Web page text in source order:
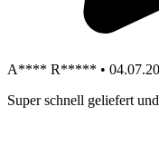
A**** R***** •
Super schnell geliefert